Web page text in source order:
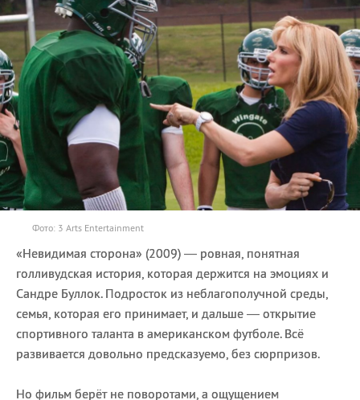
Фото: 3 Arts Entertainment
«Невидимая сторона» (2009) — ровная, понятная
голливудская история, которая держится на эмоциях и
Сандре Буллок. Подросток из неблагополучной среды,
семья, которая его принимает, и дальше — открытие
спортивного таланта в американском футболе. Всё
развивается довольно предсказуемо, без сюрпризов.
Но фильм берёт не поворотами, а ощущением